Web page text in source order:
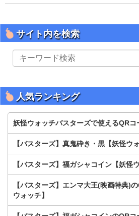
サイト内を検索
イ
を
検
索
人気ランキング
妖怪ウォッチバスターズで使えるQRコ
【バスターズ】真鬼砕き・黒【妖怪ウォ
【バスターズ】福ガシャコイン【妖怪
【バスターズ】エンマ大王(映画特典)
ウォッチ】